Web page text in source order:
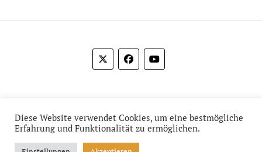
Diese Website verwendet Cookies, um eine bestmögliche
Erfahrung und Funktionalität zu ermöglichen.